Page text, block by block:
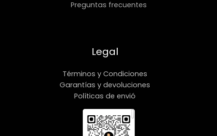
Preguntas frecuentes
Legal
Términos y Condiciones
Garantías y devoluciones
Políticas de envió